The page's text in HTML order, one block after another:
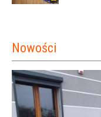
Nowości